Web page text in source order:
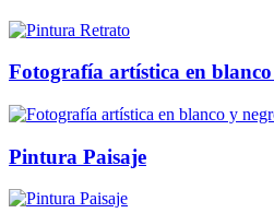
Fotografía artística en
Pintura Paisaje